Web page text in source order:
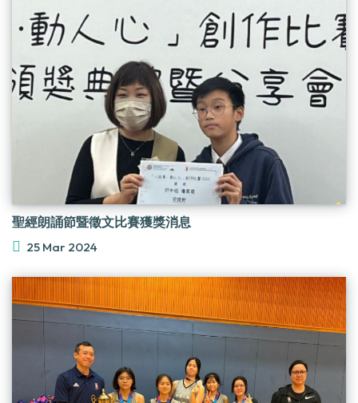
聖經朗誦節暨徵文比賽獲獎消息
25 Mar 2024